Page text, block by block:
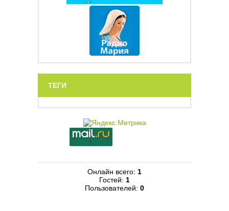
ТЕГИ
Онлайн всего: 1
Гостей: 1
Пользователей: 0